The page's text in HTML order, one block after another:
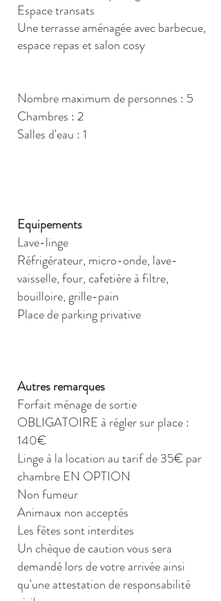
Espace transats
Une terrasse aménagée avec barbecue,
espace repas et salon cosy
Nombre maximum de personnes : 5
Chambres : 2
Salles d'eau : 1
Equipements
Lave-linge
Réfrigérateur, micro-onde, lave-
vaisselle, four, cafetière à filtre,
bouilloire, grille-pain
Place de parking privative
Autres remarques
Forfait ménage de sortie
OBLIGATOIRE à régler sur place :
140€
Linge à la location au tarif de 35€ par
chambre EN OPTION
Non fumeur
Animaux non acceptés
Les fêtes sont interdites
Un chèque de caution vous sera
demandé lors de votre arrivée ainsi
qu'une attestation de responsabilité